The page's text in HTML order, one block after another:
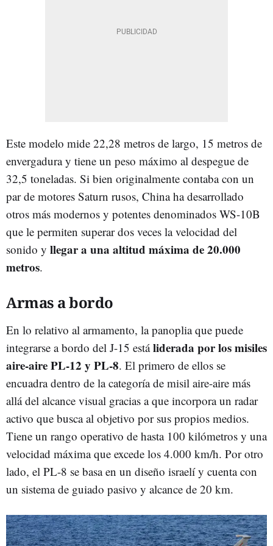
Este modelo mide 22,28 metros de largo, 15 metros de
envergadura y tiene un peso máximo al despegue de
32,5 toneladas. Si bien originalmente contaba con un
par de motores Saturn rusos, China ha desarrollado
otros más modernos y potentes denominados WS-10B
que le permiten superar dos veces la velocidad del
sonido y llegar a una altitud máxima de 20.000
metros.
Armas a bordo
En lo relativo al armamento, la panoplia que puede
integrarse a bordo del J-15 estáliderada por los misiles
aire-aire PL-12 y PL-8. El primero de ellos se
encuadra dentro de la categoría de misil aire-aire más
allá del alcance visual gracias a que incorpora un radar
activo que busca al objetivo por sus propios medios.
Tiene un rango operativo de hasta 100 kilómetros y una
velocidad máxima que excede los 4.000 km/h. Por otro
lado, el PL-8 se basa en un diseño israelí y cuenta con
un sistema de guiado pasivo y alcance de 20 km.